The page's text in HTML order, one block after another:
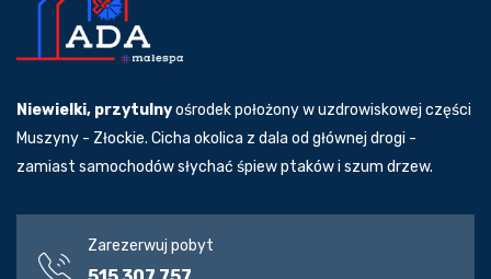
Niewielki, przytulnyośrodek położony w uzdrowiskowej części
Muszyny - Złockie. Cicha okolica z dala od głównej drogi -
zamiast samochodów słychać śpiew ptaków i szum drzew.
Zarezerwuj pobyt